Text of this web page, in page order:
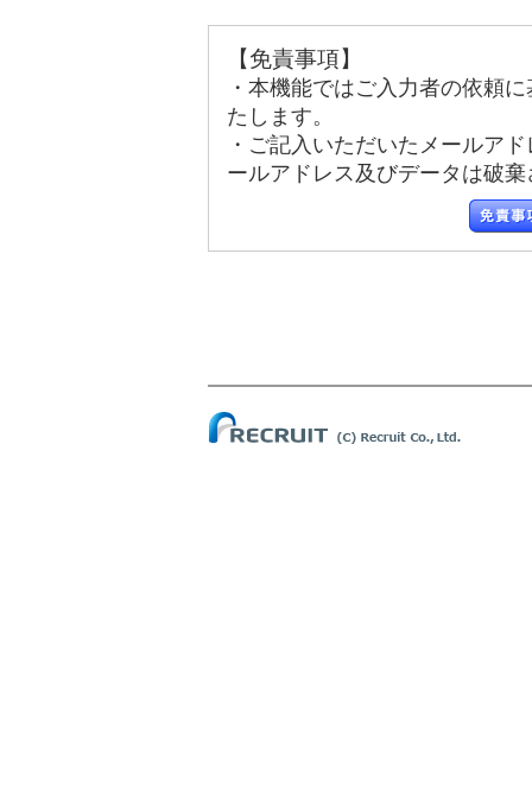
【免責事項】
・本機能ではご入力者の依頼
たします。
・ご記入いただいたメールア
ールアドレス及びデータは破